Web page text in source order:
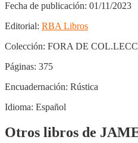
Fecha de publicación: 01/11/2023
Editorial: RBA Libros
Colección: FORA DE
Páginas: 375
Encuadernación: Rústica
Idioma: Español
Otros libros de